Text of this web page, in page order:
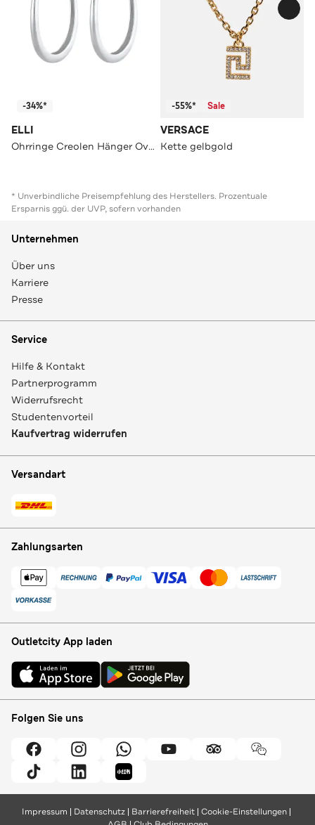
-34%*
ELLI
Ohrringe Creolen Hänger Oval Geo Basic Trend Big 925 Silber Silber
-55%* Sale
VERSACE
Kette gelbgold
* Unverbindliche Preisempfehlung des Herstellers. Prozentuale
Ersparnis ggü. der UVP, sofern vorhanden
Unternehmen
Über uns
Karriere
Presse
Service
Hilfe & Kontakt
Partnerprogramm
Widerrufsrecht
Studentenvorteil
Kaufvertrag widerrufen
Versandart
Zahlungsarten
Outletcity App laden
Folgen Sie uns
Impressum Datenschutz Barrierefreiheit Cookie-Einstellungen